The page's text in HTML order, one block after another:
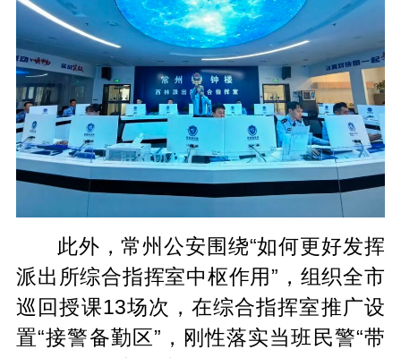
此外，常州公安围绕“如何更好发挥
派出所综合指挥室中枢作用”，组织全市
巡回授课13场次，在综合指挥室推广设
置“接警备勤区”，刚性落实当班民警“带